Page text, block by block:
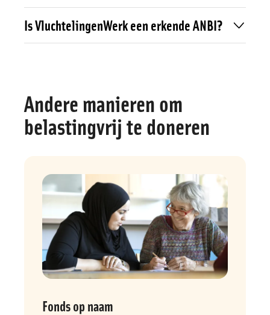
Is VluchtelingenWerk een erkende ANBI?
Andere manieren om
belastingvrij te doneren
Fonds op naam